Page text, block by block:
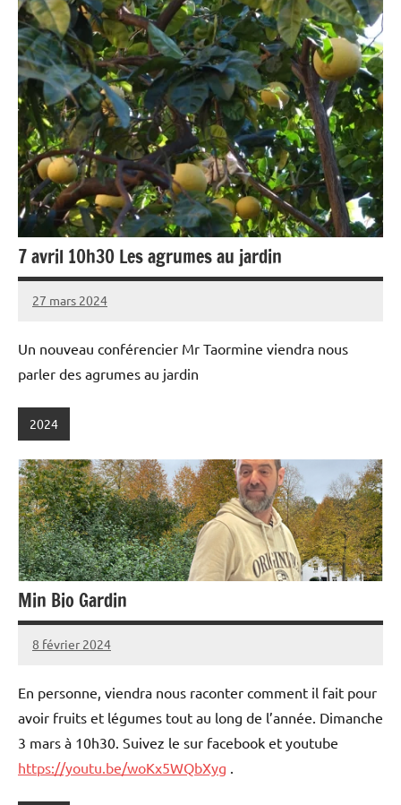
7 avril 10h30 Les agrumes au jardin
27 mars 2024
admin
Un nouveau conférencier Mr Taormine viendra nous
parler des agrumes au jardin
2024
Min Bio Gardin
8 février 2024
admin
En personne, viendra nous raconter comment il fait pour
avoir fruits et légumes tout au long de l’année. Dimanche
3 mars à 10h30. Suivez le sur facebook et youtube
https://youtu.be/woKx5WQbXyg